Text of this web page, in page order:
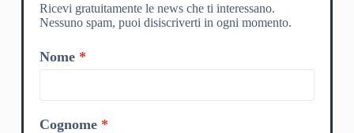
Ricevi gratuitamente le news che ti interessano.
Nessuno spam, puoi disiscriverti in ogni momento.
Nome
Cognome